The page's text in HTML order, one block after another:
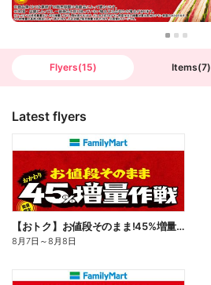
Flyers(15) Items(7)
Latest flyers
【おトク】お値段そのまま!45%増量作戦!
8月7日 ～8月8日